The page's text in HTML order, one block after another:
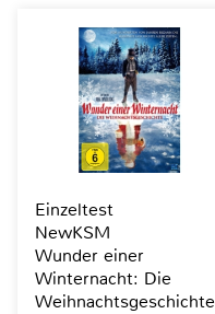
Einzeltest
NewKSM
Wunder einer
Winternacht: Die
Weihnachtsgeschichte